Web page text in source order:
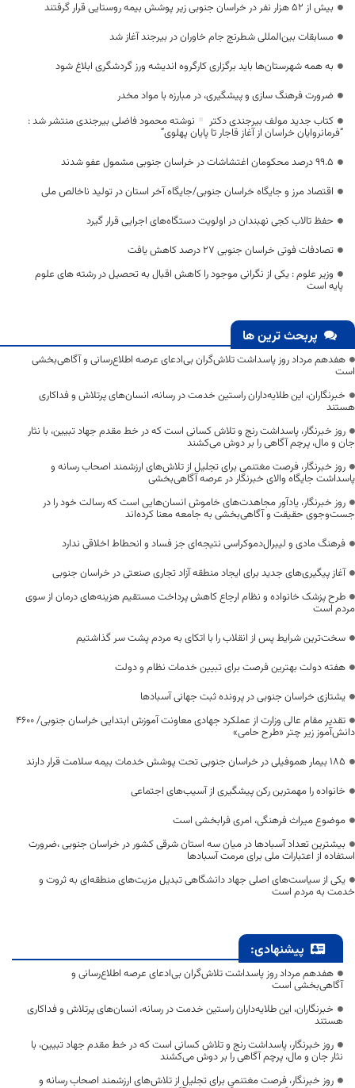
بیش از ۵۲ هزار نفر در خراسان جنوبی زیر پوشش بیمه روستایی قرار گرفتند
مسابقات بین‌المللی شطرنج جام خاوران در بیرجند آغاز شد
به همه شهرستان‌ها باید برگزاری کارگروه اندیشه ورز گردشگری ابلاغ شود
ضرورت فرهنگ سازی و پیشگیری، در مبارزه با مواد مخدر
کتاب جدید مولف بیرجندی دکتر
نوشته محمود فاضلی بیرجندی منتشر شد :
“فرمانروایان خراسان از آغاز قاجار تا پایان پهلوی”
۹۹.۵ درصد محکومان اغتشاشات در خراسان جنوبی مشمول عفو شدند
اقتصاد مرز و جایگاه خراسان جنوبی/جایگاه آخر استان در تولید ناخالص ملی
حفظ تالاب کجی نهبندان در اولویت دستگاه‌های اجرایی قرار گیرد
تصادفات فوتی خراسان جنوبی ۲۷ درصد کاهش یافت
وزیر علوم : یکی از نگرانی موجود را کاهش اقبال به تحصیل در رشته های علوم
پایه است
پربحث ترین ها
هفدهم مرداد روز پاسداشت تلاش‌گران بی‌ادعای عرصه اطلاع‌رسانی و آگاهی‌بخشی
است
خبرنگاران، این طلایه‌داران راستین خدمت در رسانه، انسان‌های پرتلاش و فداکاری
هستند
روز خبرنگار، پاسداشت رنج و تلاش کسانی است که در خط مقدم جهاد تبیین، با نثار
جان و مال، پرچم آگاهی را بر دوش می‌کشند
روز خبرنگار، فرصت مغتنمی برای تجلیل از تلاش‌های ارزشمند اصحاب رسانه و
پاسداشت جایگاه والای خبرنگار در عرصه آگاهی‌بخشی
روز خبرنگار، یادآور مجاهدت‌های خاموش انسان‌هایی است که رسالت خود را در
جست‌وجوی حقیقت و آگاهی‌بخشی به جامعه معنا کرده‌اند
فرهنگ مادی و لیبرال‌دموکراسی نتیجه‌ای جز فساد و انحطاط اخلاقی ندارد
آغاز پیگیری‌های جدید برای ایجاد منطقه آزاد تجاری صنعتی در خراسان جنوبی
طرح پزشک خانواده و نظام ارجاع کاهش پرداخت مستقیم هزینه‌های درمان از سوی
مردم است
سخت‌ترین شرایط پس از انقلاب را با اتکای به مردم پشت سر گذاشتیم
هفته دولت بهترین فرصت برای تبیین خدمات نظام و دولت
یشتازی خراسان جنوبی در پرونده ثبت جهانی آسبادها
تقدیر مقام عالی وزارت از عملکرد جهادی معاونت آموزش ابتدایی خراسان جنوبی/ ۴۶۰۰
دانش‌آموز زیر چتر «طرح حامی»
۱۸۵ بیمار هموفیلی در خراسان جنوبی تحت پوشش خدمات بیمه سلامت قرار دارند
خانواده را مهمترین رکن پیشگیری از آسیب‌های اجتماعی
موضوع میراث فرهنگی، امری فرابخشی است
بیشترین تعداد آسبادها در میان سه استان شرقی کشور در خراسان جنوبی ،ضرورت
استفاده از اعتبارات ملی برای مرمت آسبادها
یکی از سیاست‌های اصلی جهاد دانشگاهی تبدیل مزیت‌های منطقه‌ای به ثروت و
خدمت به مردم است
پیشنهادی:
هفدهم مرداد روز پاسداشت تلاش‌گران بی‌ادعای عرصه اطلاع‌رسانی و
آگاهی‌بخشی است
خبرنگاران، این طلایه‌داران راستین خدمت در رسانه، انسان‌های پرتلاش و فداکاری
هستند
روز خبرنگار، پاسداشت رنج و تلاش کسانی است که در خط مقدم جهاد تبیین، با
نثار جان و مال، پرچم آگاهی را بر دوش می‌کشند
روز خبرنگار، فرصت مغتنمی برای تجلیل از تلاش‌های ارزشمند اصحاب رسانه و